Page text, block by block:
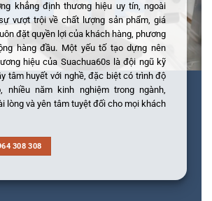
khẳng định thương hiệu uy tín, ngoài
vượt trội về chất lượng sản phẩm, giá
đặt quyền lợi của khách hàng, phương
hàng đầu. Một yếu tố tạo dựng nên
hiệu của Suachua60s là đội ngũ kỹ
tâm huyết với nghề, đặc biệt có trình độ
nhiều năm kinh nghiệm trong ngành,
lòng và yên tâm tuyệt đối cho mọi khách
308 308